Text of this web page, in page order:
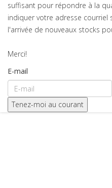
suffisant pour répondre à la
indiquer votre adresse courriel
l'arrivée de nouveaux stocks
Merci!
E-mail